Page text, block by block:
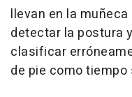
llevan en la
detectar la postura
clasificar
de pie como tiempo